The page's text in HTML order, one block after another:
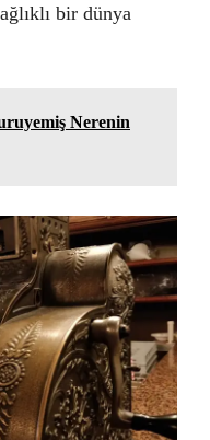
bir dünya
Nerenin